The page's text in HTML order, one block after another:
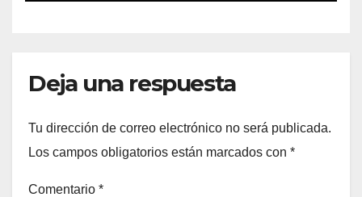
Deja una respuesta
Tu dirección de correo electrónico no será publicada.
Los campos obligatorios están marcados con *
Comentario *